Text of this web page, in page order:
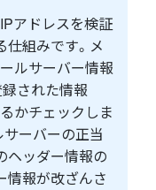
アドレスを検証
仕組みです。メ
ルサーバー情報
された情報
かチェックしま
サーバーの正当
ヘッダー情報の
情報が改ざんさ